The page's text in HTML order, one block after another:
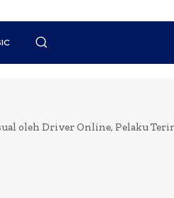
oleh Driver Online, Pelaku